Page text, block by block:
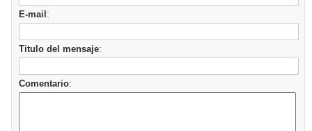
E-mail :
Titulo del mensaje:
Comentario: